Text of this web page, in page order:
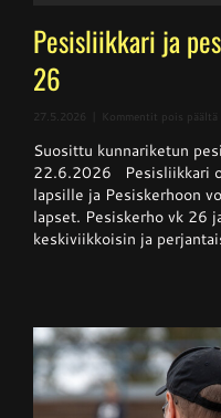
Pesisliikkari ja
26
27.5.2026 Kommentit pois päältä
Suosittu kunnariketun
22.6.2026 Pesisliikkari
lapsille ja Pesiskerhoon
lapset. Pesiskerho vk 26
keskiviikkoisin ja